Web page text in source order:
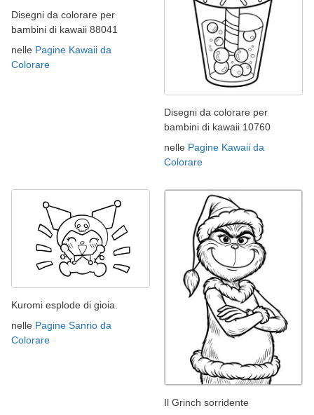
Disegni da colorare per
bambini di kawaii 88041
nelle Pagine Kawaii da
Colorare
Disegni da colorare per
bambini di kawaii 10760
nelle Pagine Kawaii da
Colorare
Kuromi esplode di gioia.
nelle Pagine Sanrio da
Colorare
Il Grinch sorridente